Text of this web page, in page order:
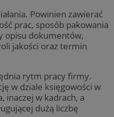
Powinien zawierać
prac, sposób pakowania
opisu dokumentów,
jakości oraz termin
rytm pracy firmy.
w dziale księgowości w
inaczej w kadrach, a
dużą liczbę